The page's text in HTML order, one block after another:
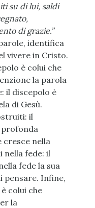
su di lui, saldi
di grazie.”
identifica
vivere in Cristo.
è colui che
la parola
il discepolo è
di Gesù.
il
profonda
cresce nella
nella fede: il
fede la sua
pensare. Infine,
colui che
la